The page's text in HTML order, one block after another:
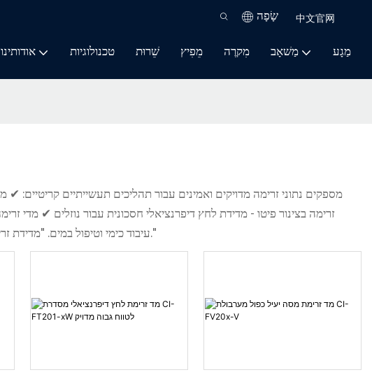
שָׂפָה 中文官网
אודותינו טכנולוגיות שֵׁרוּת מֵפִיץ מִקרֶה מַשׁאָב מַגָע
נמוכה ויציבות ארוכת טווח • פלט דיגיטלי וניטור מרחוק אידיאלי למערכות אנרגיה, HVAC, עיבוד כימי וטיפול במים. "מדידת זרימה מדויקת לביצועי תהליך אופטימליים."